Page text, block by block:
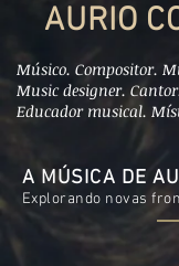
AURIO
Músico. Compositor.
Music designer.
Educador musical.
A MÚSICA DE
Explorando novas